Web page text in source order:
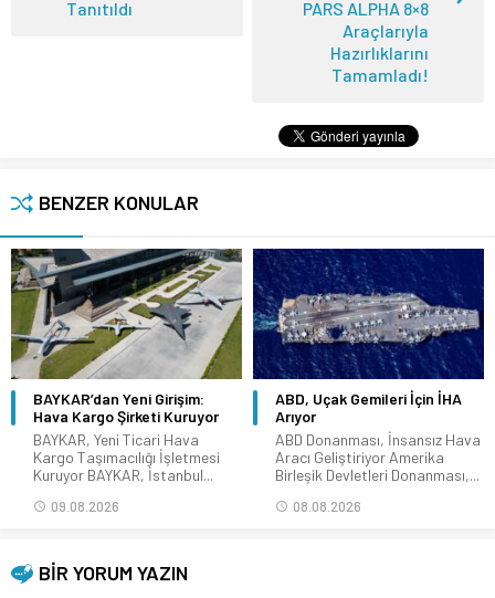
Tanıtıldı
PARS ALPHA 8×8
Araçlarıyla
Hazırlıklarını
Tamamladı!
BENZER KONULAR
BAYKAR’dan Yeni Girişim:
Hava Kargo Şirketi Kuruyor
BAYKAR, Yeni Ticari Hava
Kargo Taşımacılığı İşletmesi
Kuruyor BAYKAR, İstanbul...
09.08.2026
ABD, Uçak Gemileri İçin İHA
Arıyor
ABD Donanması, İnsansız Hava
Aracı Geliştiriyor Amerika
Birleşik Devletleri Donanması,...
08.08.2026
BİR YORUM YAZIN